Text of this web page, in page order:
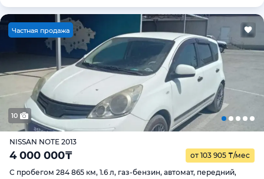
Частная продажа
10
NISSAN NOTE 2013
4 000 000₸ от 103 905 ₸/мес
С пробегом 284 865 км, 1.6 л, газ-бензин, автомат, передний,